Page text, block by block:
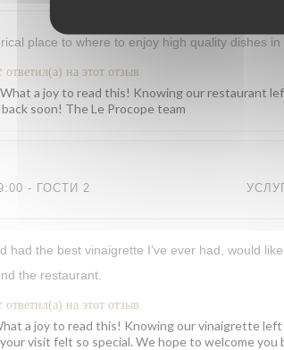
place to where to enjoy high quality dishes in
ответил(а) на этот отзыв
a joy to read this! Knowing our restaurant
soon! The Le Procope team
- ГОСТИ 2
had the best vinaigrette I’ve ever had, would
the restaurant.
ответил(а) на этот отзыв
a joy to read this! Knowing our vinaigrette
visit felt so special. We hope to welcome you